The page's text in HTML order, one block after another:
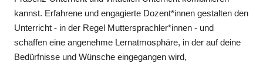
kannst. Erfahrene und engagierte Dozent*innen gestalten den
Unterricht - in der Regel Muttersprachler*innen - und
schaffen eine angenehme Lernatmosphäre, in der auf deine
Bedürfnisse und Wünsche eingegangen wird,